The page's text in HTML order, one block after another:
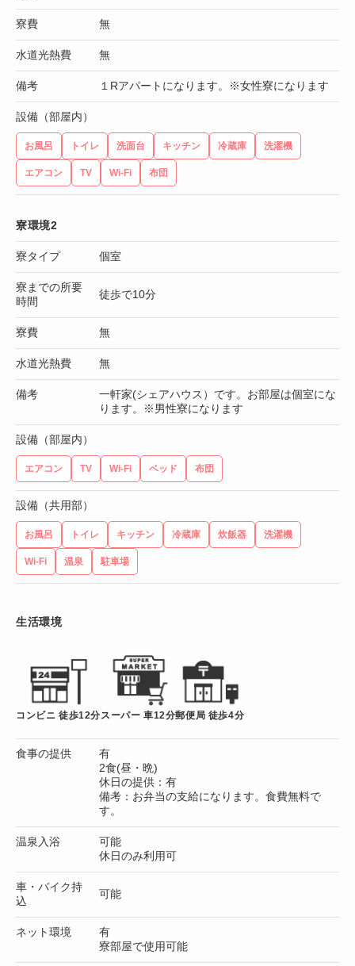
寮費 無
水道光熱費 無
備考 １Rアパートになります。※女性寮になります
設備（部屋内）
お風呂 トイレ 洗面台 キッチン 冷蔵庫 洗濯機
エアコン TV Wi-Fi 布団
寮環境2
寮タイプ 個室
寮までの所要
時間
徒歩で10分
寮費 無
水道光熱費 無
備考
一軒家(シェアハウス）です。お部屋は個室にな
ります。※男性寮になります
設備（部屋内）
エアコン TV Wi-Fi ベッド 布団
設備（共用部）
お風呂 トイレ キッチン 冷蔵庫 炊飯器 洗濯機
Wi-Fi 温泉 駐車場
生活環境
コンビニ 徒歩12分 スーパー 車12分郵便局 徒歩4分
食事の提供
有
2食(昼・晩)
休日の提供：有
備考：お弁当の支給になります。食費無料で
す。
温泉入浴
可能
休日のみ利用可
車・バイク持
込
可能
ネット環境
有
寮部屋で使用可能